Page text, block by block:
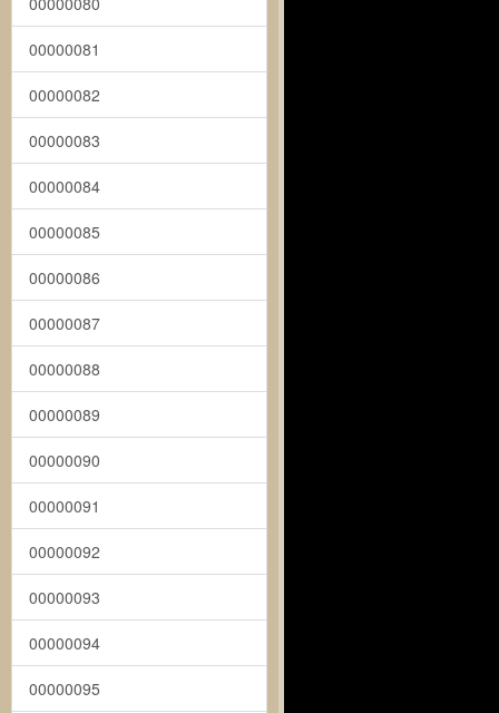
00000081
00000082
00000083
00000084
00000085
00000086
00000087
00000088
00000089
00000090
00000091
00000092
00000093
00000094
00000095